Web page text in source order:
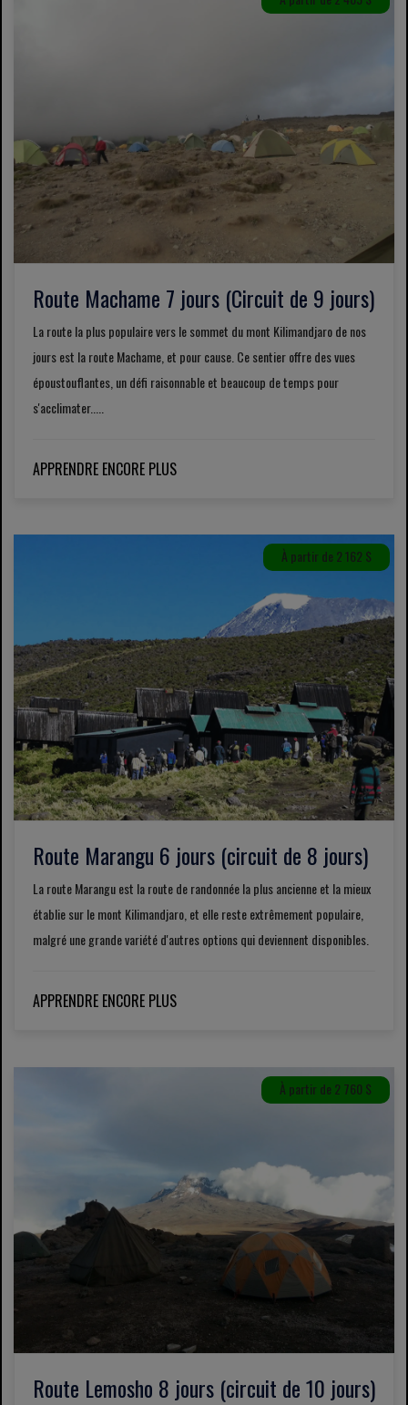
Route Machame 7 jours (Circuit de 9 jours)
La route la plus populaire vers le sommet du mont Kilimandjaro de nos
jours est la route Machame, et pour cause. Ce sentier offre des vues
époustouflantes, un défi raisonnable et beaucoup de temps pour
s'acclimater.....
APPRENDRE ENCORE PLUS
À partir de 2 162 $
Route Marangu 6 jours (circuit de 8 jours)
La route Marangu est la route de randonnée la plus ancienne et la mieux
établie sur le mont Kilimandjaro, et elle reste extrêmement populaire,
malgré une grande variété d'autres options qui deviennent disponibles.
APPRENDRE ENCORE PLUS
À partir de 2 760 $
Route Lemosho 8 jours (circuit de 10 jours)